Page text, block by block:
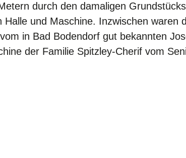
durch den damaligen
und Maschine. Inzwischen waren
in Bad Bodendorf gut bekannten
der Familie Spitzley-Cherif vom